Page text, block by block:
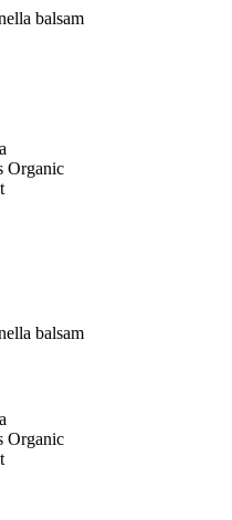
balsam
Organic
balsam
Organic